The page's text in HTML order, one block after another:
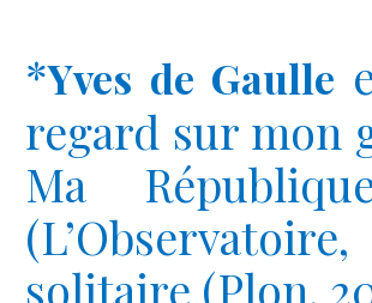
*Yves de Gaulle
regard sur mon
Ma
solitaire (Plon,